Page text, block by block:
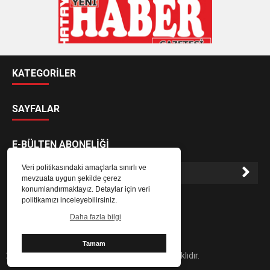
Veri politikasındaki amaçlarla sınırlı ve
mevzuata uygun şekilde çerez
konumlandırmaktayız. Detaylar için veri
politikamızı inceleyebilirsiniz.
Daha fazla bilgi
Tamam
KATEGORİLER
SAYFALAR
E-BÜLTEN ABONELİĞİ
E-Bülten aboneliği ile haberlere daha hızlı erişin.
2024 Hatay Yeni Haber Gazetesi - Her hakkı saklıdır.